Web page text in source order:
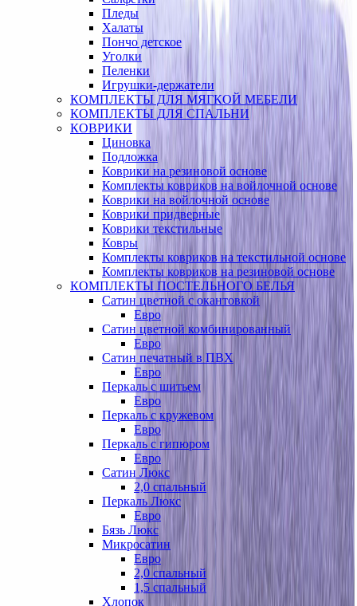
Пледы
Халаты
Пончо детское
Уголки
Пеленки
Игрушки-держатели
КОМПЛЕКТЫ ДЛЯ МЯГКОЙ МЕБЕЛИ
КОМПЛЕКТЫ ДЛЯ СПАЛЬНИ
КОВРИКИ
Циновка
Подложка
Коврики на резиновой основе
Комплекты ковриков на войлочной основе
Коврики на войлочной основе
Коврики придверные
Коврики текстильные
Ковры
Комплекты ковриков на текстильной основе
Комплекты ковриков на резиновой основе
КОМПЛЕКТЫ ПОСТЕЛЬНОГО БЕЛЬЯ
Сатин цветной с окантовкой
Евро
Сатин цветной комбинированный
Евро
Сатин печатный в ПВХ
Евро
Перкаль с шитьем
Евро
Перкаль с кружевом
Евро
Перкаль с гипюром
Евро
Сатин Люкс
2,0 спальный
Перкаль Люкс
Евро
Бязь Люкс
Микросатин
Евро
2,0 спальный
1,5 спальный
Хлопок